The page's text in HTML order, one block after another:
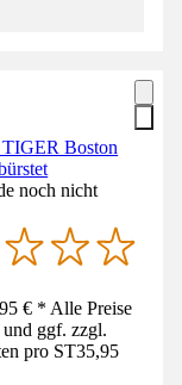
TIGER Boston
noch nicht
€ * Alle Preise
ggf. zzgl.
pro ST35,95